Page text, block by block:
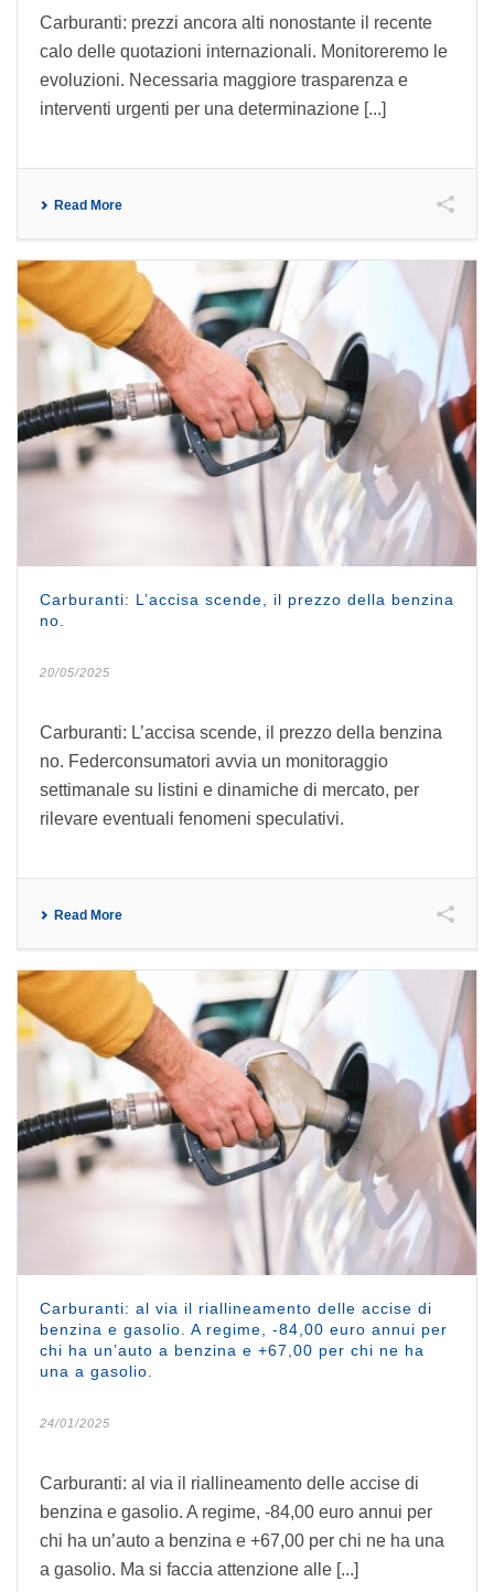
Carburanti: prezzi ancora alti nonostante il recente
calo delle quotazioni internazionali. Monitoreremo le
evoluzioni. Necessaria maggiore trasparenza e
interventi urgenti per una determinazione [...]
Read More
Carburanti: L’accisa scende, il prezzo della benzina
no.
20/05/2025
Carburanti: L’accisa scende, il prezzo della benzina
no. Federconsumatori avvia un monitoraggio
settimanale su listini e dinamiche di mercato, per
rilevare eventuali fenomeni speculativi.
Read More
Carburanti: al via il riallineamento delle accise di
benzina e gasolio. A regime, -84,00 euro annui per
chi ha un’auto a benzina e +67,00 per chi ne ha
una a gasolio.
24/01/2025
Carburanti: al via il riallineamento delle accise di
benzina e gasolio. A regime, -84,00 euro annui per
chi ha un’auto a benzina e +67,00 per chi ne ha una
a gasolio. Ma si faccia attenzione alle [...]